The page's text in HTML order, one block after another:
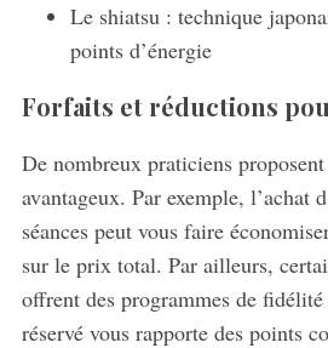
Le shiatsu : technique
points d’énergie
Forfaits et réductions
De nombreux praticiens
avantageux. Par exemple, l’achat
séances peut vous faire
sur le prix total. Par ailleurs,
offrent des programmes de fidélité
réservé vous rapporte des points